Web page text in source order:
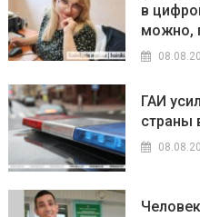
в
можно,
ГАИ
страны